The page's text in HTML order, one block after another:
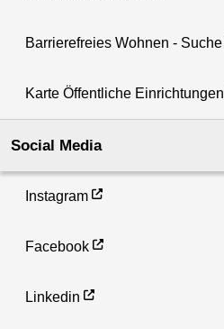
Barrierefreies Wohnen - Suche
Karte Öffentliche Einrichtungen
Social Media
Instagram
Facebook
Linkedin